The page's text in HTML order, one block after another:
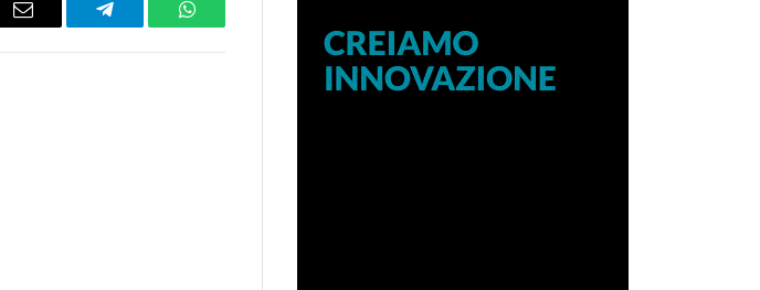
Email Telegram WhatsApp